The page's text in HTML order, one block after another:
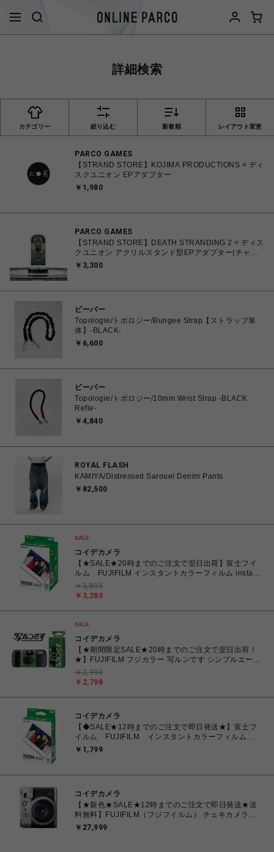
詳細検索
カテゴリー 絞り込む 新着順 レイアウト変更
PARCO GAMES
【STRAND STORE】KOJIMA PRODUCTIONS × ディ
スクユニオン EPアダプター
￥1,980
PARCO GAMES
【STRAND STORE】DEATH STRANDING 2 × ディス
クユニオン アクリルスタンド型EPアダプター(チャー
リー)
￥3,300
ビーバー
Topologie/トポロジー/Bungee Strap【ストラップ単
体】-BLACK-
￥6,600
ビーバー
Topologie/トポロジー/10mm Wrist Strap -BLACK
Refle-
￥4,840
ROYAL FLASH
KAMIYA/Distressed Sarouel Denim Pants
￥82,500
コイデカメラ
【★SALE★20時までのご注文で翌日出荷】富士フイ
ルム FUJIFILM インスタントカラーフィルム instax
WIDE ワイド 2パック(10枚入×2) INSTAXWIDEWW2
￥3,280
￥3,800
コイデカメラ
【★期間限定SALE★20時までのご注文で翌日出荷！
★】FUJIFILM フジカラー 写ルンです シンプルエース
27枚撮り レンズ付きフィルム
￥2,798
￥2,990
コイデカメラ
【◆SALE★12時までのご注文で即日発送★】富士フ
イルム FUJIFILM インスタントカラーフィルム
instax WIDE ワイド 1パック(10枚入) INSTAX
￥1,799
コイデカメラ
【★新色★SALE★12時までのご注文で即日発送★送
料無料】FUJIFILM（フジフイルム） チェキカメラ
INSTAX mini99 シルバー
￥27,999